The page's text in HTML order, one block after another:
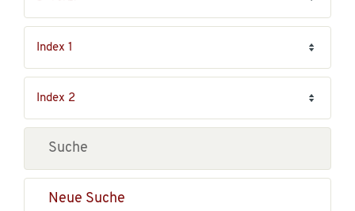
Neue Suche